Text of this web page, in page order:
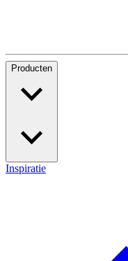
Producten
Inspiratie